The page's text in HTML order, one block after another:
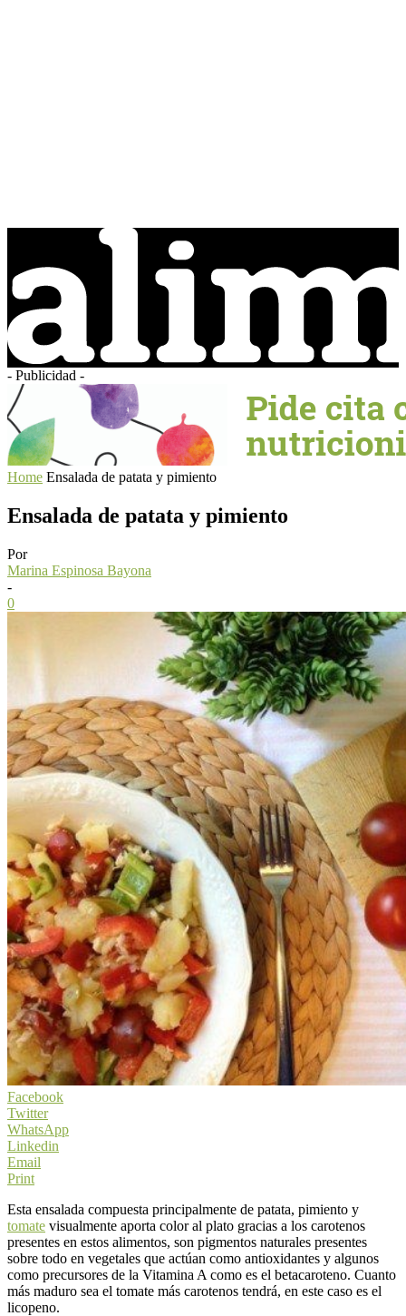
- Publicidad -
Home Ensalada de patata y pimiento
Ensalada de patata y pimiento
Por
Marina Espinosa Bayona
-
0
Facebook
Twitter
WhatsApp
Linkedin
Email
Print
Esta ensalada compuesta principalmente de patata, pimiento y
tomate visualmente aporta color al plato gracias a los carotenos
presentes en estos alimentos, son pigmentos naturales presentes
sobre todo en vegetales que actúan como antioxidantes y algunos
como precursores de la Vitamina A como es el betacaroteno. Cuanto
más maduro sea el tomate más carotenos tendrá, en este caso es el
licopeno.